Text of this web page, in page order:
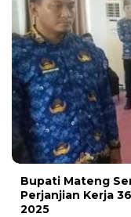
Bupati Mateng
Perjanjian Kerja
2025